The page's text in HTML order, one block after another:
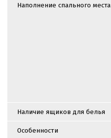
Наполнение спального места
Наличие ящиков для белья
Особенности